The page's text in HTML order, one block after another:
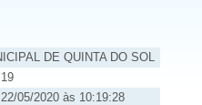
DE QUINTA DO SOL
05/2020 às 10:19:28